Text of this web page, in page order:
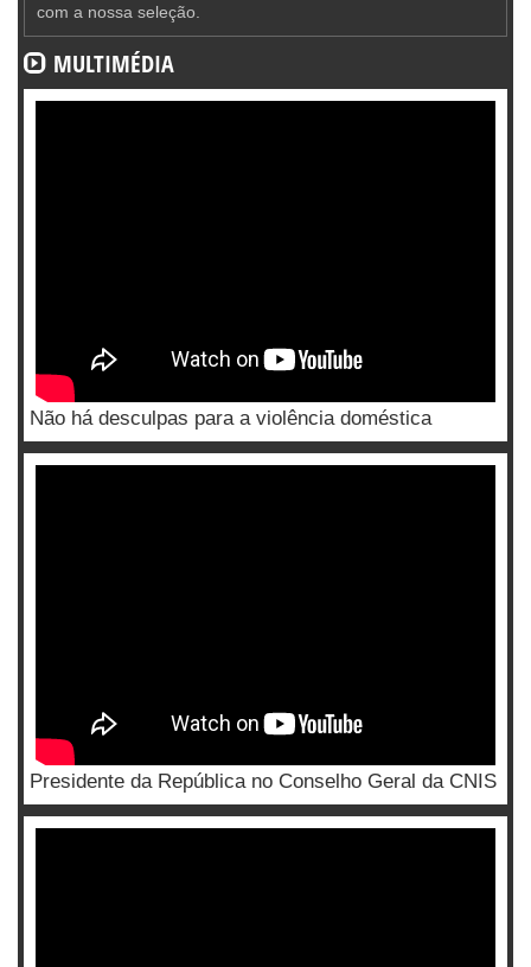
com a nossa seleção.
MULTIMÉDIA
Não há desculpas para a violência doméstica
Presidente da República no Conselho Geral da CNIS